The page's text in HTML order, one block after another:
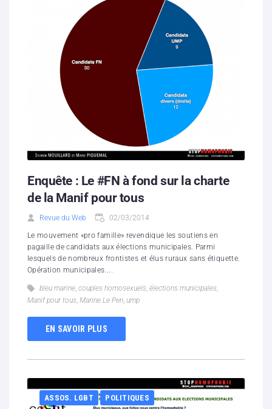
Enquête : Le #FN à fond sur la charte
de la Manif pour tous
Revue du Web 02/03/2014
Le mouvement «pro famille» revendique les soutiens en
pagaille de candidats aux élections municipales. Parmi
lesquels de nombreux frontistes et élus ruraux sans étiquette.
Opération municipales....
bleu marine, couples homosexuels, élections municipales,
Manif pour tous, Marine Le Pen, ump
EN SAVOIR PLUS
ASSOS. LGBT POLITIQUES